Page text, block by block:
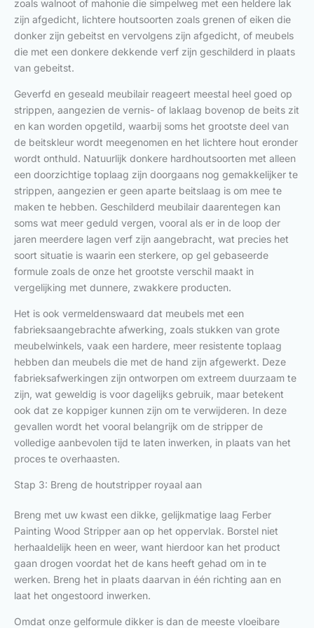
zoals walnoot of mahonie die simpelweg met een heldere lak
zijn afgedicht, lichtere houtsoorten zoals grenen of eiken die
donker zijn gebeitst en vervolgens zijn afgedicht, of meubels
die met een donkere dekkende verf zijn geschilderd in plaats
van gebeitst.
Geverfd en geseald meubilair reageert meestal heel goed op
strippen, aangezien de vernis- of laklaag bovenop de beits zit
en kan worden opgetild, waarbij soms het grootste deel van
de beitskleur wordt meegenomen en het lichtere hout eronder
wordt onthuld. Natuurlijk donkere hardhoutsoorten met alleen
een doorzichtige toplaag zijn doorgaans nog gemakkelijker te
strippen, aangezien er geen aparte beitslaag is om mee te
maken te hebben. Geschilderd meubilair daarentegen kan
soms wat meer geduld vergen, vooral als er in de loop der
jaren meerdere lagen verf zijn aangebracht, wat precies het
soort situatie is waarin een sterkere, op gel gebaseerde
formule zoals de onze het grootste verschil maakt in
vergelijking met dunnere, zwakkere producten.
Het is ook vermeldenswaard dat meubels met een
fabrieksaangebrachte afwerking, zoals stukken van grote
meubelwinkels, vaak een hardere, meer resistente toplaag
hebben dan meubels die met de hand zijn afgewerkt. Deze
fabrieksafwerkingen zijn ontworpen om extreem duurzaam te
zijn, wat geweldig is voor dagelijks gebruik, maar betekent
ook dat ze koppiger kunnen zijn om te verwijderen. In deze
gevallen wordt het vooral belangrijk om de stripper de
volledige aanbevolen tijd te laten inwerken, in plaats van het
proces te overhaasten.
Stap 3: Breng de houtstripper royaal aan
Breng met uw kwast een dikke, gelijkmatige laag Ferber
Painting Wood Stripper aan op het oppervlak. Borstel niet
herhaaldelijk heen en weer, want hierdoor kan het product
gaan drogen voordat het de kans heeft gehad om in te
werken. Breng het in plaats daarvan in één richting aan en
laat het ongestoord inwerken.
Omdat onze gelformule dikker is dan de meeste vloeibare